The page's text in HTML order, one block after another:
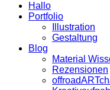
Hallo
Portfolio
Illustration
Gestaltung
Blog
Material
Rezensionen